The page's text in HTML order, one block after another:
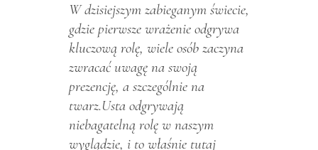
W dzisiejszym zabieganym świecie,
gdzie pierwsze wrażenie odgrywa
kluczową rolę, wiele osób zaczyna
zwracać uwagę na swoją
prezencję, a szczególnie na
twarz.Usta odgrywają
niebagatelną rolę w naszym
wyglądzie, i to właśnie tutaj